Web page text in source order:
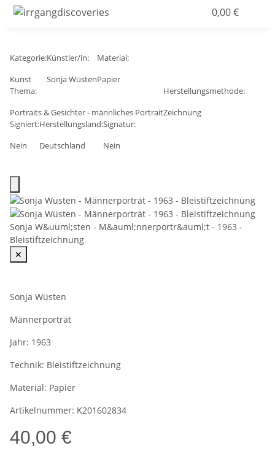
0,00 €
Kategorie:
Kunst
Künstler/in:
Sonja Wüsten
Material:
Papier
Thema:
Portraits & Gesichter - männliches Portrait
Herstellungsmethode:
Zeichnung
Signiert:
Nein
Herstellungsland:
Deutschland
Signatur:
Nein
Sonja W&uuml;sten - M&auml;nnerportr&auml;t - 1963 -
Bleistiftzeichnung
✕
Sonja Wüsten
Männerporträt
Jahr: 1963
Technik: Bleistiftzeichnung
Material: Papier
Artikelnummer: K201602834
40,00 €